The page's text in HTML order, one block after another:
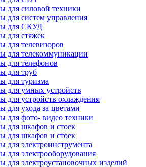
для силовой техники
для систем управления
для СКУД
для стяжек
для телевизоров
для телекоммуникации
для телефонов
для труб
для туризма
для умных устройств
для устройств охлаждения
для ухода за цветами
для фото- видео техники
для шкафов и стоек
для шкафов и стоек
для электроинструмента
для электрооборудования
для электроустановочных изделий